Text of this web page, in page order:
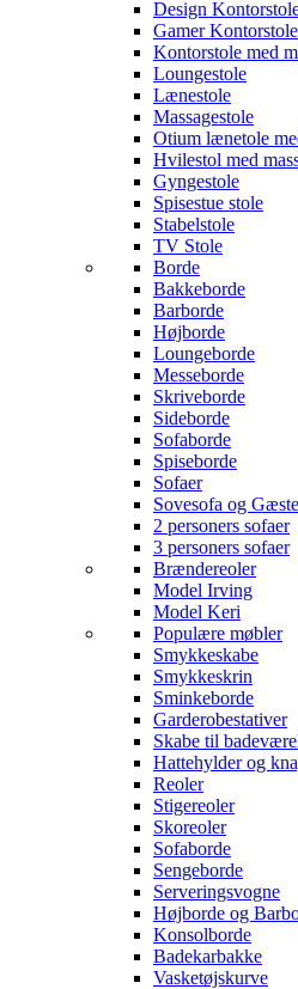
Design
Gamer Kontorstole
Kontorstole med
Loungestole
Lænestole
Massagestole
Otium lænetole
Hvilestol med
Gyngestole
Spisestue stole
Stabelstole
TV Stole
Borde
Bakkeborde
Barborde
Højborde
Loungeborde
Messeborde
Skriveborde
Sideborde
Sofaborde
Spiseborde
Sofaer
Sovesofa og
2 personers sofaer
3 personers sofaer
Brændereoler
Model Irving
Model Keri
Populære møbler
Smykkeskabe
Smykkeskrin
Sminkeborde
Garderobestativer
Skabe til
Hattehylder og
Reoler
Stigereoler
Skoreoler
Sofaborde
Sengeborde
Serveringsvogne
Højborde og
Konsolborde
Badekarbakke
Vasketøjskurve